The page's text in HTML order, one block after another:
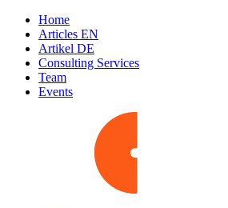
Home
Articles EN
Artikel DE
Consulting Services
Team
Events